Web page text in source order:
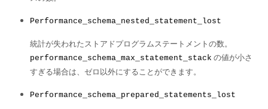
Performance_schema_nested_statement_lost
統計が失われたストアドプログラムステートメントの数。
performance_schema_max_statement_stack の値が小さ
すぎる場合は、ゼロ以外にすることができます。
Performance_schema_prepared_statements_lost